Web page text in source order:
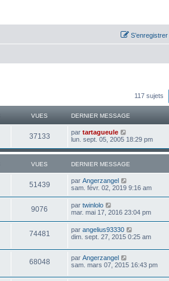
S’enregistrer
117 sujets
VUES DERNIER MESSAGE
37133 par tartagueule
lun. sept. 05, 2005 18:29 pm
VUES DERNIER MESSAGE
51439 par Angerzangel
sam. févr. 02, 2019 9:16 am
9076 par twinlolo
mar. mai 17, 2016 23:04 pm
74481 par angelius93330
dim. sept. 27, 2015 0:25 am
68048 par Angerzangel
sam. mars 07, 2015 16:43 pm